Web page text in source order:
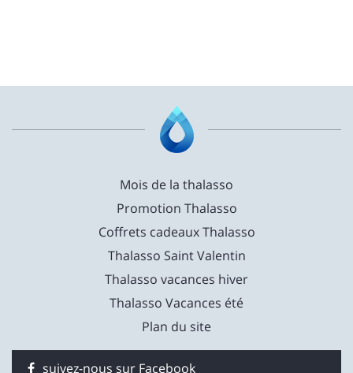
Mois de la thalasso
Promotion Thalasso
Coffrets cadeaux Thalasso
Thalasso Saint Valentin
Thalasso vacances hiver
Thalasso Vacances été
Plan du site
suivez-nous sur Facebook